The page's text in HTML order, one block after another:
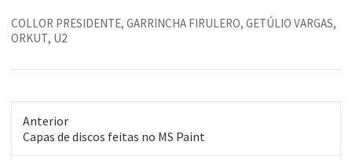
COLLOR PRESIDENTE, GARRINCHA FIRULERO, GETÚLIO VARGAS,
ORKUT, U2
Anterior
Post
anterior:
Capas de discos feitas no MS Paint